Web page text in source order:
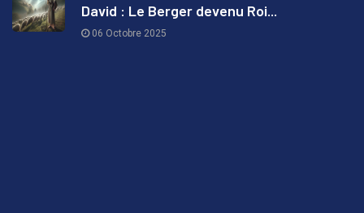
David : Le Berger devenu Roi...
06 Octobre 2025